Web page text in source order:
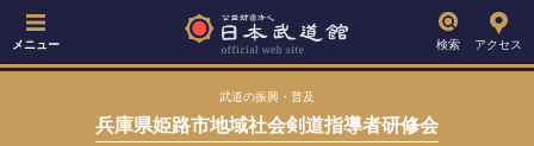
メニュー 検索 アクセス
武道の振興・普及
兵庫県姫路市地域社会剣道指導者研修会